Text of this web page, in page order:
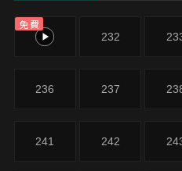
231 A話 蝦子! 螃蟹! 花枝! 巨
排除民怨來到一所公寓，沒
免費
231 232
236 237
241 242